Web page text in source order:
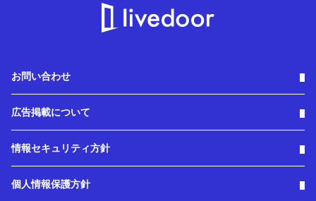
お問い合わせ
広告掲載について
情報セキュリティ方針
個人情報保護方針